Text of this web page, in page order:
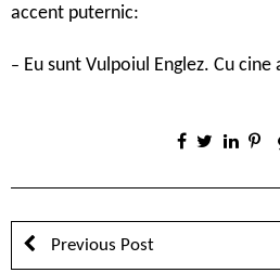
accent puternic:
– Eu sunt Vulpoiul Englez. Cu cine
Previous Post